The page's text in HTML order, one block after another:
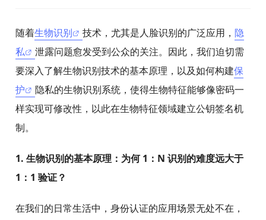
随着生物识别 技术，尤其是人脸识别的广泛应用， 隐
私
泄露问题愈发受到公众的关注。因此，我们迫切需
要深入了解生物识别技术的基本原理，以及如何构建保
护
隐私的生物识别系统，使得生物特征能够像密码一
样实现可修改性，以此在生物特征领域建立公钥签名机
制。
1. 生物识别的基本原理：为何 1：N 识别的难度远大于
1：1 验证？
在我们的日常生活中，身份认证的应用场景无处不在，